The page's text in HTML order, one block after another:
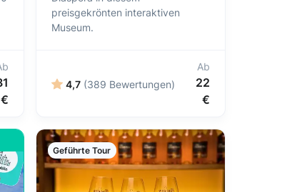
€
preisgekrönten interaktiven
Museum.
4,7 (389 Bewertungen)
Ab
22
€
Geführte Tour